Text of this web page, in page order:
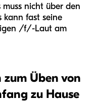
muss nicht über den
kann fast seine
/f/-Laut am
Üben von
zu Hause